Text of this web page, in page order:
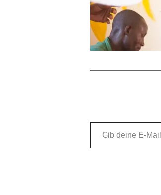
Gib deine E-Mail-Adresse ein ...